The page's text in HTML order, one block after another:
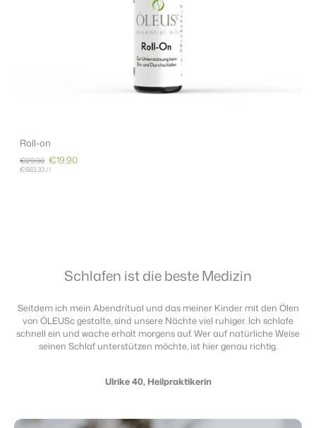
Roll-on
€29,90 €19,90
€663,33/l
Schlafen ist die beste Medizin
Seitdem ich mein Abendritual und das meiner Kinder mit den Ölen
von ÓLEUSc gestalte, sind unsere Nächte viel ruhiger. Ich schlafe
schnell ein und wache erholt morgens auf. Wer auf natürliche Weise
seinen Schlaf unterstützen möchte, ist hier genau richtig.
Ulrike 40, Heilpraktikerin